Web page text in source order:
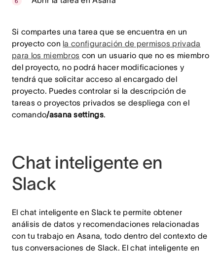
Si compartes una tarea que se encuentra en un
proyecto con la configuración de permisos privada
para los miembros con un usuario que no es miembro
del proyecto, no podrá hacer modificaciones y
tendrá que solicitar acceso al encargado del
proyecto. Puedes controlar si la descripción de
tareas o proyectos privados se despliega con el
comando/asana settings.
Chat inteligente en
Slack
El chat inteligente en Slack te permite obtener
análisis de datos y recomendaciones relacionadas
con tu trabajo en Asana, todo dentro del contexto de
tus conversaciones de Slack. El chat inteligente en